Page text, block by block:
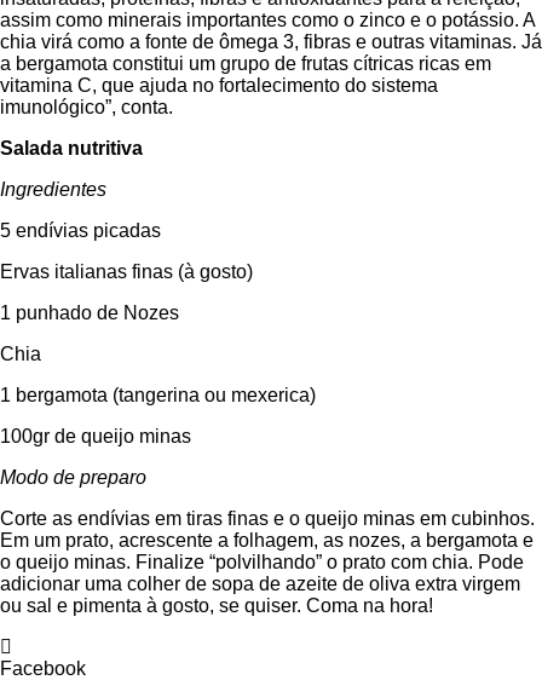
assim como minerais importantes como o zinco e o potássio. A
chia virá como a fonte de ômega 3, fibras e outras vitaminas. Já
a bergamota constitui um grupo de frutas cítricas ricas em
vitamina C, que ajuda no fortalecimento do sistema
imunológico”, conta.
Salada nutritiva
Ingredientes
5 endívias picadas
Ervas italianas finas (à gosto)
1 punhado de Nozes
Chia
1 bergamota (tangerina ou mexerica)
100gr de queijo minas
Modo de preparo
Corte as endívias em tiras finas e o queijo minas em cubinhos.
Em um prato, acrescente a folhagem, as nozes, a bergamota e
o queijo minas. Finalize “polvilhando” o prato com chia. Pode
adicionar uma colher de sopa de azeite de oliva extra virgem
ou sal e pimenta à gosto, se quiser. Coma na hora!
Facebook